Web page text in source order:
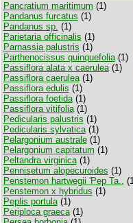
Pancratium maritimum (1)
Pandanus furcatus (1)
Pandanus sp. (1)
Parietaria officinalis (1)
Parnassia palustris (1)
Parthenocissus quinquefolia(1)
Passiflora alata x caerulea(1)
Passiflora caerulea(1)
Passiflora edulis (1)
Passiflora foetida(1)
Passiflora vitifolia(1)
Pedicularis palustris (1)
Pedicularis sylvatica(1)
Pelargonium australe(1)
Pelargonium capitatum (1)
Peltandra virginica(1)
Pennisetum alopecuroides (1)
Penstemon hartwegii 'Pep Ta..
Penstemon x hybridus (1)
Peplis portula(1)
Periploca graeca(1)